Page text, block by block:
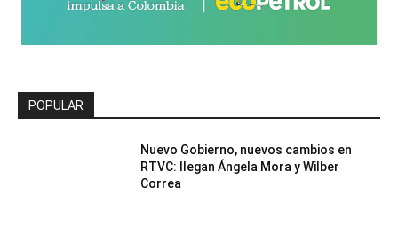
POPULAR
Nuevo Gobierno, nuevos cambios en
RTVC: llegan Ángela Mora y Wilber
Correa